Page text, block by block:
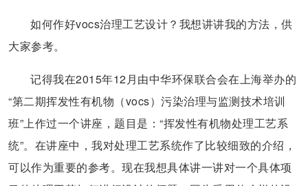
如何作好vocs治理工艺设计？我想讲讲我的方法，供
大家参考。
记得我在2015年12月由中华环保联合会在上海举办的
“第二期挥发性有机物（vocs）污染治理与监测技术培训
班”上作过一个讲座，题目是：“挥发性有机物处理工艺系
统”。在讲座中，我对处理工艺系统作了比较细致的介绍，
可以作为重要的参考。现在我想具体讲一讲对一个具体项